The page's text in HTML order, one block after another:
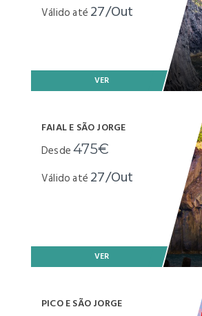
Válido até 27/Out
VER
FAIAL E SÃO JORGE
Desde475€
Válido até 27/Out
VER
PICO E SÃO JORGE